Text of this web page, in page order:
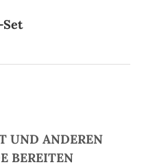
UND ANDEREN
BEREITEN